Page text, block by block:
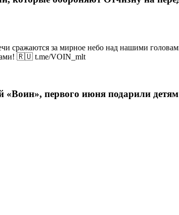
сражаются за мирное небо над нашими
нами! 🇷🇺 t.me/VOIN_mlt
«Воин», первого июня подарили